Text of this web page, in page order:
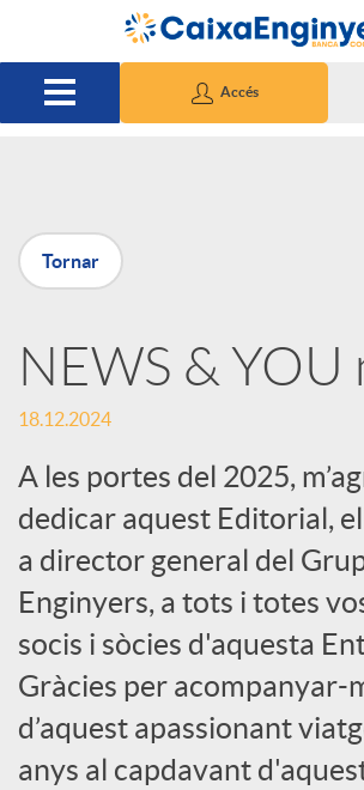
Salta al contingut principal
Accés
P
u
b
l
i
c
a
d
Tornar
NEWS & YOU
18.12.2024
A les portes del 2025,
dedicar aquest Editorial,
a director general del
Enginyers, a tots i totes
socis i sòcies d'aquesta
Gràcies per acompanyar-
d’aquest apassionant
anys al capdavant